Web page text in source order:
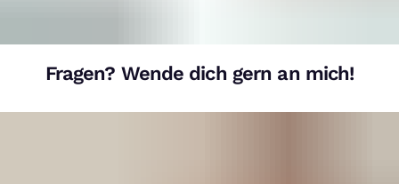
Fragen? Wende dich gern an mich!